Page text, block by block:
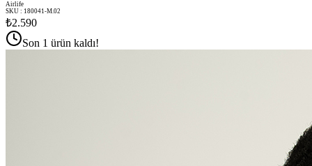
Airlife
SKU : 180041-M.02
₺2.590
Son 1 ürün kaldı!